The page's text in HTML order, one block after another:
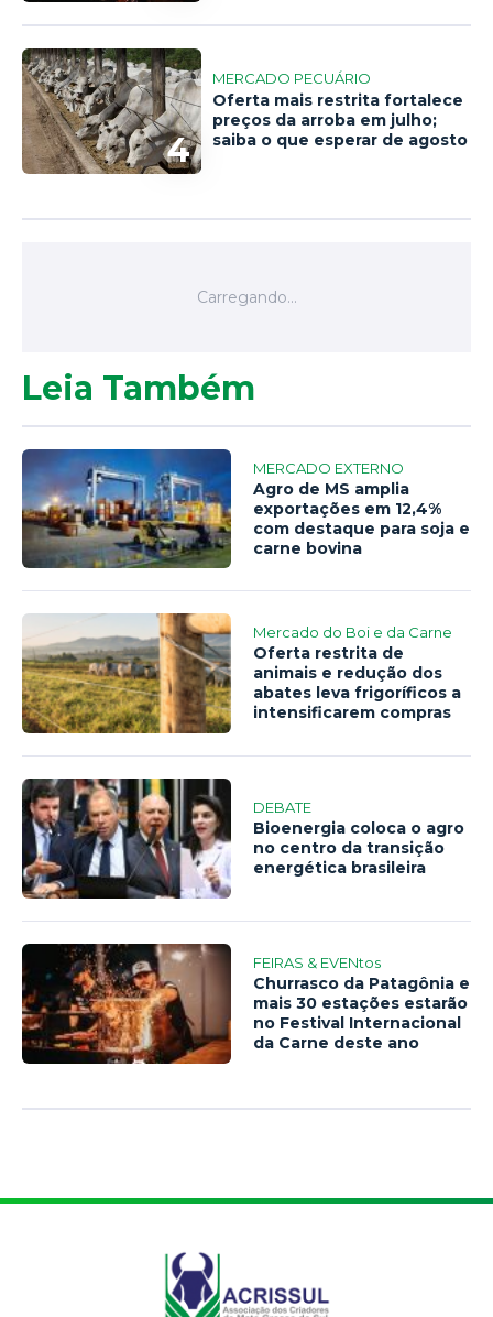
4
MERCADO PECUÁRIO
Oferta mais restrita fortalece
preços da arroba em julho;
saiba o que esperar de agosto
Leia Também
MERCADO EXTERNO
Agro de MS amplia
exportações em 12,4%
com destaque para soja e
carne bovina
Mercado do Boi e da Carne
Oferta restrita de
animais e redução dos
abates leva frigoríficos a
intensificarem compras
DEBATE
Bioenergia coloca o agro
no centro da transição
energética brasileira
FEIRAS & EVENtos
Churrasco da Patagônia e
mais 30 estações estarão
no Festival Internacional
da Carne deste ano